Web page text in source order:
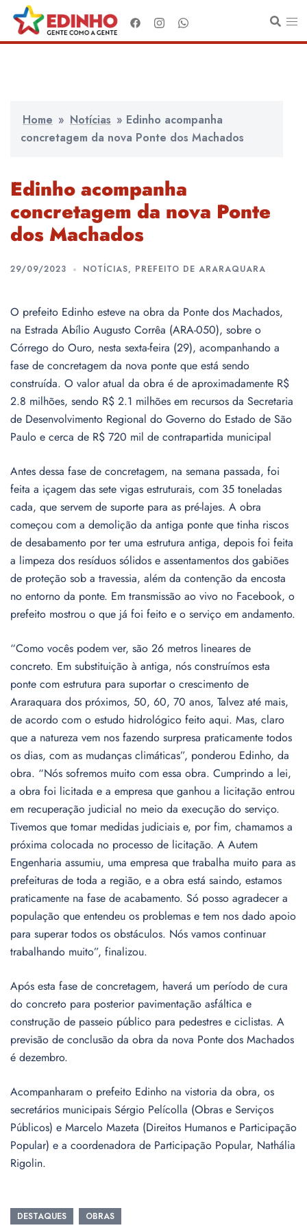
para
o
Home » Notícias » Edinho acompanha
concretagem da nova Ponte dos Machados
Edinho acompanha
concretagem da nova Ponte
dos Machados
29/09/2023 NOTÍCIAS, PREFEITO DE ARARAQUARA
O prefeito Edinho esteve na obra da Ponte dos Machados,
na Estrada Abílio Augusto Corrêa (ARA-050), sobre o
Córrego do Ouro, nesta sexta-feira (29), acompanhando a
fase de concretagem da nova ponte que está sendo
construída. O valor atual da obra é de aproximadamente R$
2.8 milhões, sendo R$ 2.1 milhões em recursos da Secretaria
de Desenvolvimento Regional do Governo do Estado de São
Paulo e cerca de R$ 720 mil de contrapartida municipal
Antes dessa fase de concretagem, na semana passada, foi
feita a içagem das sete vigas estruturais, com 35 toneladas
cada, que servem de suporte para as pré-lajes. A obra
começou com a demolição da antiga ponte que tinha riscos
de desabamento por ter uma estrutura antiga, depois foi feita
a limpeza dos resíduos sólidos e assentamentos dos gabiões
de proteção sob a travessia, além da contenção da encosta
no entorno da ponte. Em transmissão ao vivo no Facebook, o
prefeito mostrou o que já foi feito e o serviço em andamento.
“Como vocês podem ver, são 26 metros lineares de
concreto. Em substituição à antiga, nós construímos esta
ponte com estrutura para suportar o crescimento de
Araraquara dos próximos, 50, 60, 70 anos, Talvez até mais,
de acordo com o estudo hidrológico feito aqui. Mas, claro
que a natureza vem nos fazendo surpresa praticamente todos
os dias, com as mudanças climáticas”, ponderou Edinho, da
obra. “Nós sofremos muito com essa obra. Cumprindo a lei,
a obra foi licitada e a empresa que ganhou a licitação entrou
em recuperação judicial no meio da execução do serviço.
Tivemos que tomar medidas judiciais e, por fim, chamamos a
próxima colocada no processo de licitação. A Autem
Engenharia assumiu, uma empresa que trabalha muito para as
prefeituras de toda a região, e a obra está saindo, estamos
praticamente na fase de acabamento. Só posso agradecer a
população que entendeu os problemas e tem nos dado apoio
para superar todos os obstáculos. Nós vamos continuar
trabalhando muito”, finalizou.
Após esta fase de concretagem, haverá um período de cura
do concreto para posterior pavimentação asfáltica e
construção de passeio público para pedestres e ciclistas. A
previsão de conclusão da obra da nova Ponte dos Machados
é dezembro.
Acompanharam o prefeito Edinho na vistoria da obra, os
secretários municipais Sérgio Pelícolla (Obras e Serviços
Públicos) e Marcelo Mazeta (Direitos Humanos e Participação
Popular) e a coordenadora de Participação Popular, Nathália
Rigolin.
DESTAQUES OBRAS